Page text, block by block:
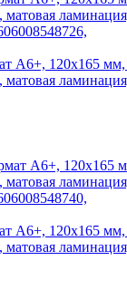
А6+, 120х165 мм,
матовая
А6+, 120х165 мм,
матовая